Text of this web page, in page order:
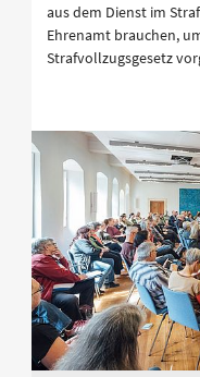
aus dem Dienst im
Ehrenamt brauchen,
Strafvollzugsgesetz